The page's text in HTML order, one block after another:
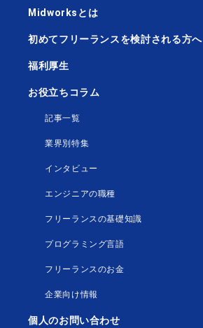
Midworksとは
初めてフリーランスを検討される方へ
福利厚生
お役立ちコラム
記事一覧
業界別特集
インタビュー
エンジニアの職種
フリーランスの基礎知識
プログラミング言語
フリーランスのお金
企業向け情報
個人のお問い合わせ